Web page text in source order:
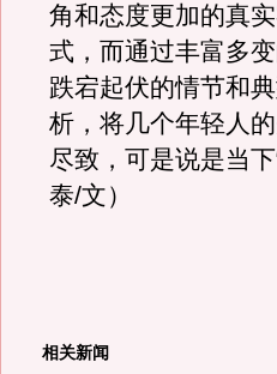
角和态度更加的真
式，而通过丰富多
跌宕起伏的情节和
析，将几个年轻人
尽致，可是说是当
泰/文）
相关新闻